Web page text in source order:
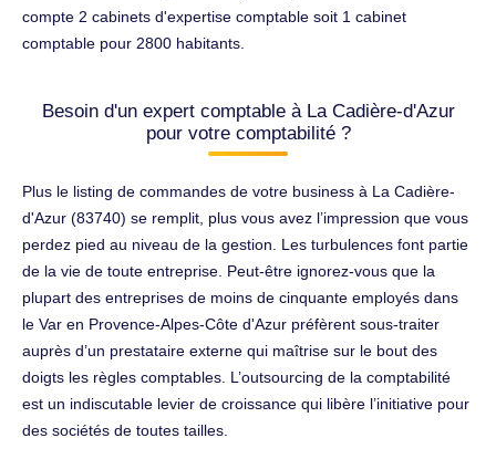
compte 2 cabinets d'expertise comptable soit 1 cabinet
comptable pour 2800 habitants.
Besoin d'un expert comptable à La Cadière-d'Azur
pour votre comptabilité ?
Plus le listing de commandes de votre business à La Cadière-
d'Azur (83740) se remplit, plus vous avez l’impression que vous
perdez pied au niveau de la gestion. Les turbulences font partie
de la vie de toute entreprise. Peut-être ignorez-vous que la
plupart des entreprises de moins de cinquante employés dans
le Var en Provence-Alpes-Côte d'Azur préfèrent sous-traiter
auprès d’un prestataire externe qui maîtrise sur le bout des
doigts les règles comptables. L’outsourcing de la comptabilité
est un indiscutable levier de croissance qui libère l’initiative pour
des sociétés de toutes tailles.